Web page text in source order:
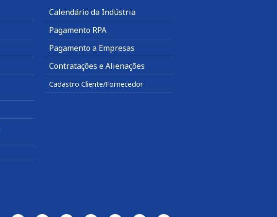
Calendário da Indústria
Pagamento RPA
Pagamento a Empresas
Contratações e Alienações
Cadastro Cliente/Fornecedor